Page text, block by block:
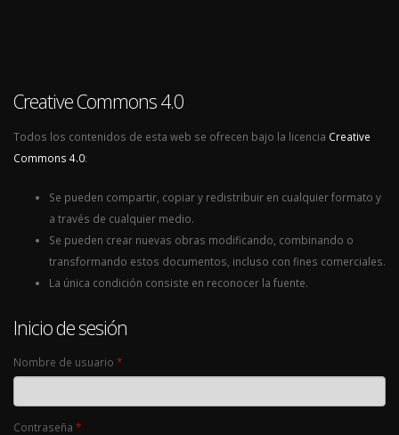
Creative Commons 4.0
Todos los contenidos de esta web se ofrecen bajo la licencia Creative
Commons 4.0:
Se pueden compartir, copiar y redistribuir en cualquier formato y
a través de cualquier medio.
Se pueden crear nuevas obras modificando, combinando o
transformando estos documentos, incluso con fines comerciales.
La única condición consiste en reconocer la fuente.
Inicio de sesión
Nombre de usuario *
Contraseña *